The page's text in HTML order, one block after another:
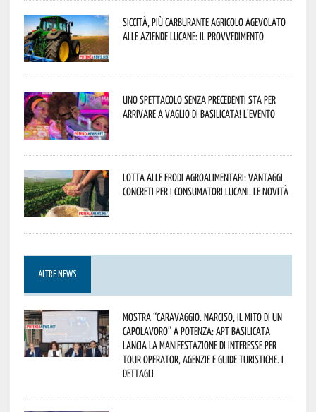
Siccità, più carburante agricolo agevolato
alle aziende lucane: il provvedimento
Uno spettacolo senza precedenti sta per
arrivare a Vaglio di Basilicata! L’evento
Lotta alle frodi agroalimentari: vantaggi
concreti per i consumatori lucani. Le novità
ALTRE NEWS
Mostra “Caravaggio. Narciso, il mito di un
capolavoro” a Potenza: APT Basilicata
lancia la manifestazione di interesse per
Tour Operator, Agenzie e Guide Turistiche. I
dettagli